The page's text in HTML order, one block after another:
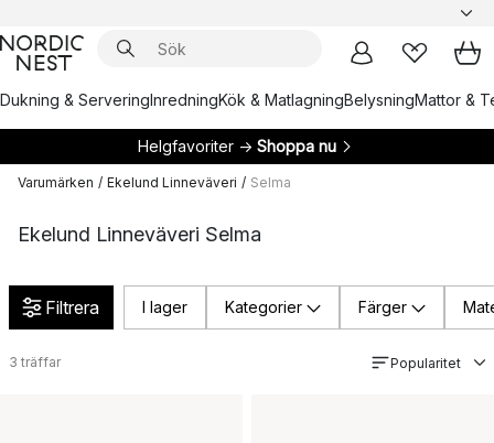
Dukning & ServeringInredningKök & MatlagningBelysningMattor &
Helgfavoriter → Shoppa nu
Varumärken / Ekelund Linneväveri / Selma
Ekelund Linneväveri Selma
Filtrera I lager Kategorier Färger
3 träffar Popularitet